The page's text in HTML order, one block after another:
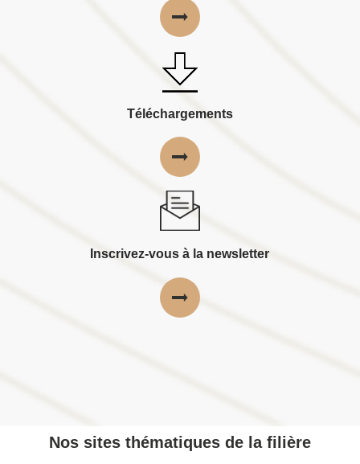
Téléchargements
Inscrivez-vous à la newsletter
Nos sites thématiques de la filière